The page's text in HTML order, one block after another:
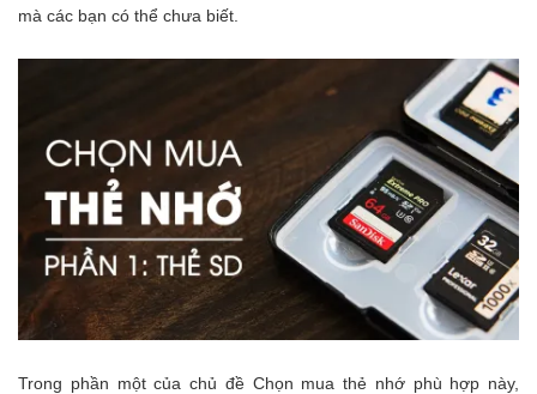
mà các bạn có thể chưa biết.
Trong phần một của chủ đề Chọn mua thẻ nhớ phù hợp này,